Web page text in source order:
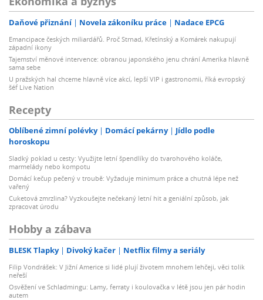
Daňové přiznání Novela zákoníku práce Nadace EPCG
Emancipace českých miliardářů. Proč Strnad, Křetínský a Komárek nakupují
západní ikony
Tajemství měnové intervence: obranou japonského jenu chrání Amerika hlavně
sama sebe
U pražských hal chceme hlavně více akcí, lepší VIP i gastronomii, říká evropský
šéf Live Nation
Recepty
Oblíbené zimní polévky Domácí pekárny
Jídlo podle
horoskopu
Sladký poklad u cesty: Využijte letní špendlíky do tvarohového koláče,
marmelády nebo kompotu
Domácí kečup pečený v troubě: Vyžaduje minimum práce a chutná lépe než
vařený
Cuketová zmrzlina? Vyzkoušejte nečekaný letní hit a geniální způsob, jak
zpracovat úrodu
Hobby a zábava
BLESK Tlapky Divoký kačer Netflix filmy a seriály
Filip Vondrášek: V Jižní Americe si lidé plují životem mnohem lehčeji, věci tolik
neřeší
Osvěžení ve Schladmingu: Lamy, ferraty i koulovačka v létě jsou jen pár hodin
autem